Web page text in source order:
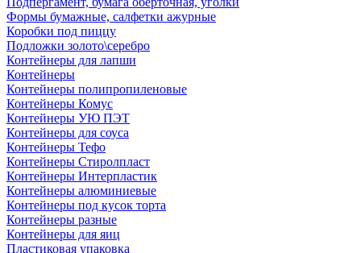
Формы бумажные, салфетки ажурные
Коробки под пиццу
Подложки золото\серебро
Контейнеры для лапши
Контейнеры
Контейнеры полипропиленовые
Контейнеры Комус
Контейнеры УЮ ПЭТ
Контейнеры для соуса
Контейнеры Тефо
Контейнеры Стиролпласт
Контейнеры Интерпластик
Контейнеры алюминиевые
Контейнеры под кусок торта
Контейнеры разные
Контейнеры для яиц
Пластиковая упаковка